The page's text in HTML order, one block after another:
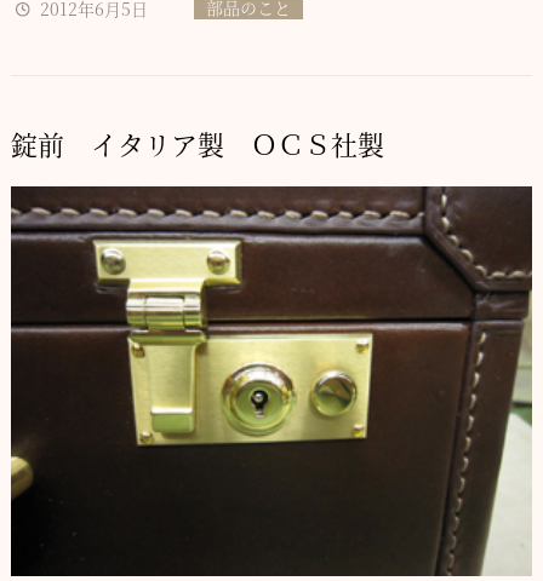
2012年6月5日 部品のこと
錠前 イタリア製 ＯＣＳ社製